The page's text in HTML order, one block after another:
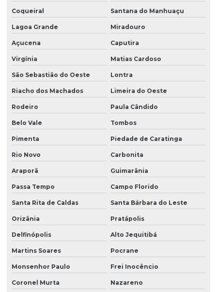
Coqueiral Santana do Manhuaçu
Lagoa Grande Miradouro
Açucena Caputira
Virgínia Matias Cardoso
São Sebastião do Oeste Lontra
Riacho dos Machados Limeira do Oeste
Rodeiro Paula Cândido
Belo Vale Tombos
Pimenta Piedade de Caratinga
Rio Novo Carbonita
Araporã Guimarânia
Passa Tempo Campo Florido
Santa Rita de Caldas Santa Bárbara do Leste
Orizânia Pratápolis
Delfinópolis Alto Jequitibá
Martins Soares Pocrane
Monsenhor Paulo Frei Inocêncio
Coronel Murta Nazareno